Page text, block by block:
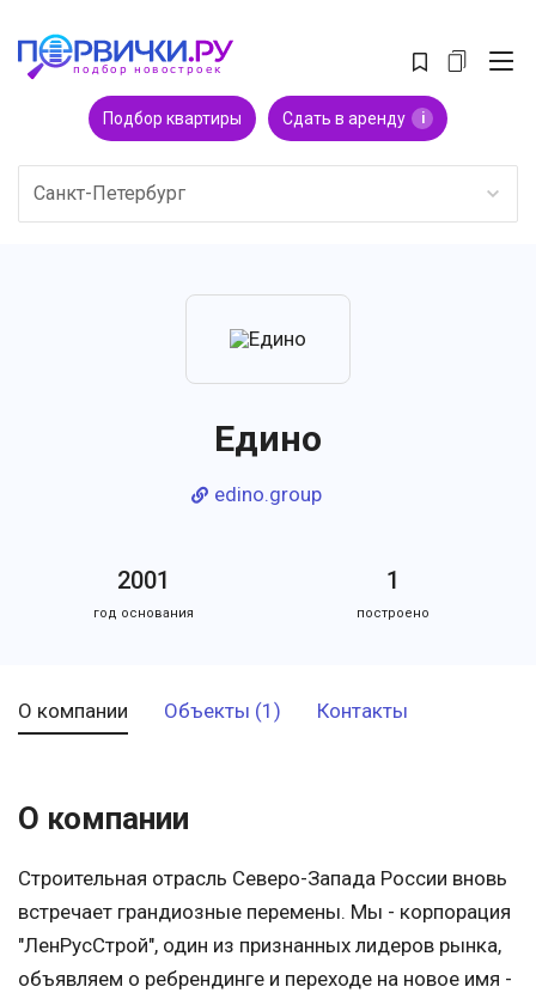
Подбор квартиры Сдать в аренду i
Санкт-Петербург
Едино
edino.group
2001
год основания
1
построено
О компании Объекты (1) Контакты
О компании
Строительная отрасль Северо-Запада России вновь
встречает грандиозные перемены. Мы - корпорация
"ЛенРусСтрой", один из признанных лидеров рынка,
объявляем о ребрендинге и переходе на новое имя -